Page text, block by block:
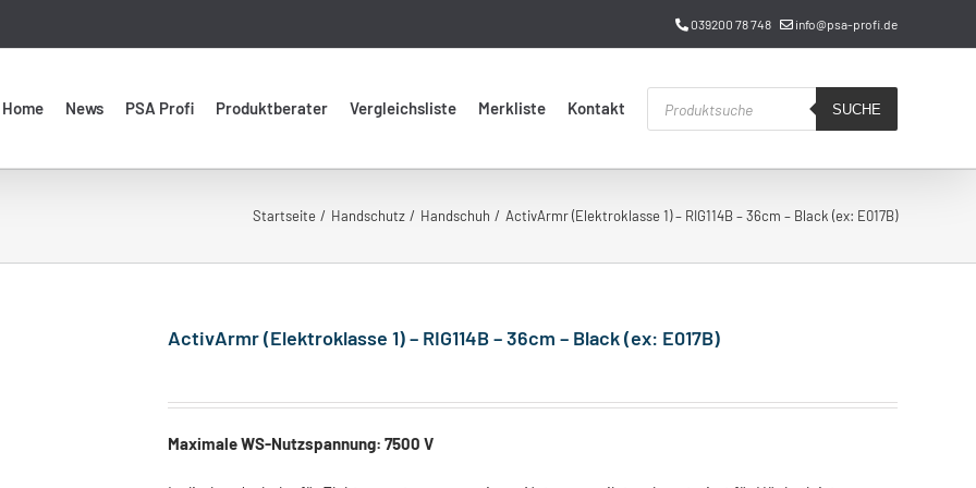
039200 78 748 info@psa-profi.de
Home News PSA Profi Produktberater Vergleichsliste Merkliste Kontakt
Products
search
SUCHE
Startseite Handschutz Handschuh ActivArmr (Elektroklasse 1) – RIG114B – 36cm – Black (ex: E017B)
ActivArmr (Elektroklasse 1) – RIG114B – 36cm – Black (ex: E017B)
Maximale WS-Nutzspannung: 7500 V